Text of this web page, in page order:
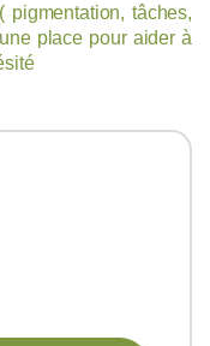
tâches,
place pour aider à
quantity